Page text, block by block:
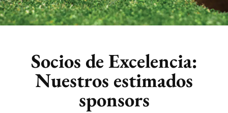
Socios de Excelencia:
Nuestros estimados
sponsors